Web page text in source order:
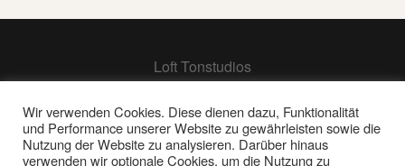
Loft Tonstudios
Berlin
Frankfurt
Wir verwenden Cookies. Diese dienen dazu, Funktionalität
und Performance unserer Website zu gewährleisten sowie die
Nutzung der Website zu analysieren. Darüber hinaus
verwenden wir optionale Cookies, um die Nutzung zu